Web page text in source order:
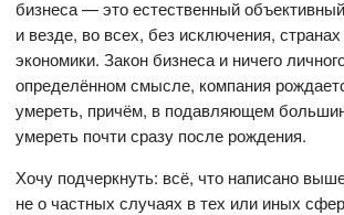
бизнеса — это естественный
и везде, во всех, без исключения,
экономики. Закон бизнеса и ничего
определённом смысле, компания
умереть, причём, в подавляющем
умереть почти сразу после рождения.
Хочу подчеркнуть: всё, что написано
не о частных случаях в тех или иных